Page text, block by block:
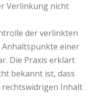
Verlinkung nicht
der verlinkten
einer
Die Praxis erklärt
bekannt ist, dass
Inhalt